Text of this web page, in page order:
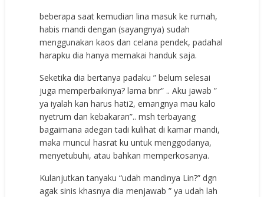
beberapa saat kemudian lina masuk ke rumah,
habis mandi dengan (sayangnya) sudah
menggunakan kaos dan celana pendek, padahal
harapku dia hanya memakai handuk saja.
Seketika dia bertanya padaku ” belum selesai
juga memperbaikinya? lama bnr” .. Aku jawab ”
ya iyalah kan harus hati2, emangnya mau kalo
nyetrum dan kebakaran”.. msh terbayang
bagaimana adegan tadi kulihat di kamar mandi,
maka muncul hasrat ku untuk menggodanya,
menyetubuhi, atau bahkan memperkosanya.
Kulanjutkan tanyaku “udah mandinya Lin?” dgn
agak sinis khasnya dia menjawab ” ya udah lah